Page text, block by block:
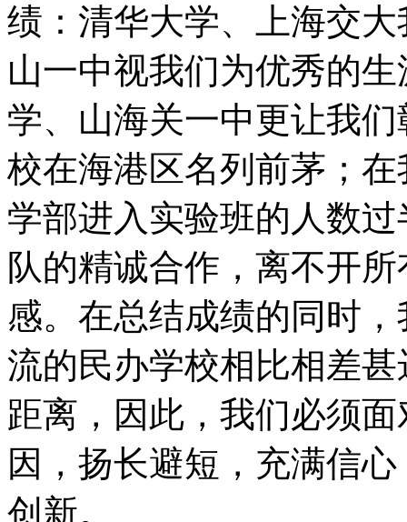
绩：清华大学、上海交
山一中视我们为优秀的
学、山海关一中更让我
校在海港区名列前茅；
学部进入实验班的人数
队的精诚合作，离不开
感。在总结成绩的同时
流的民办学校相比相差
距离，因此，我们必须
因，扬长避短，充满信
创新。